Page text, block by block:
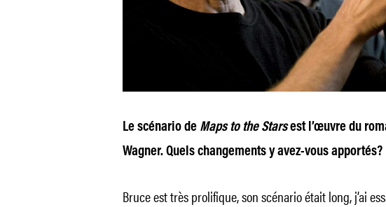
Le scénario de Maps to the Starsest l’œuvre du
Wagner. Quels changements y avez-vous apportés?
Bruce est très prolifique, son scénario était long, j’ai